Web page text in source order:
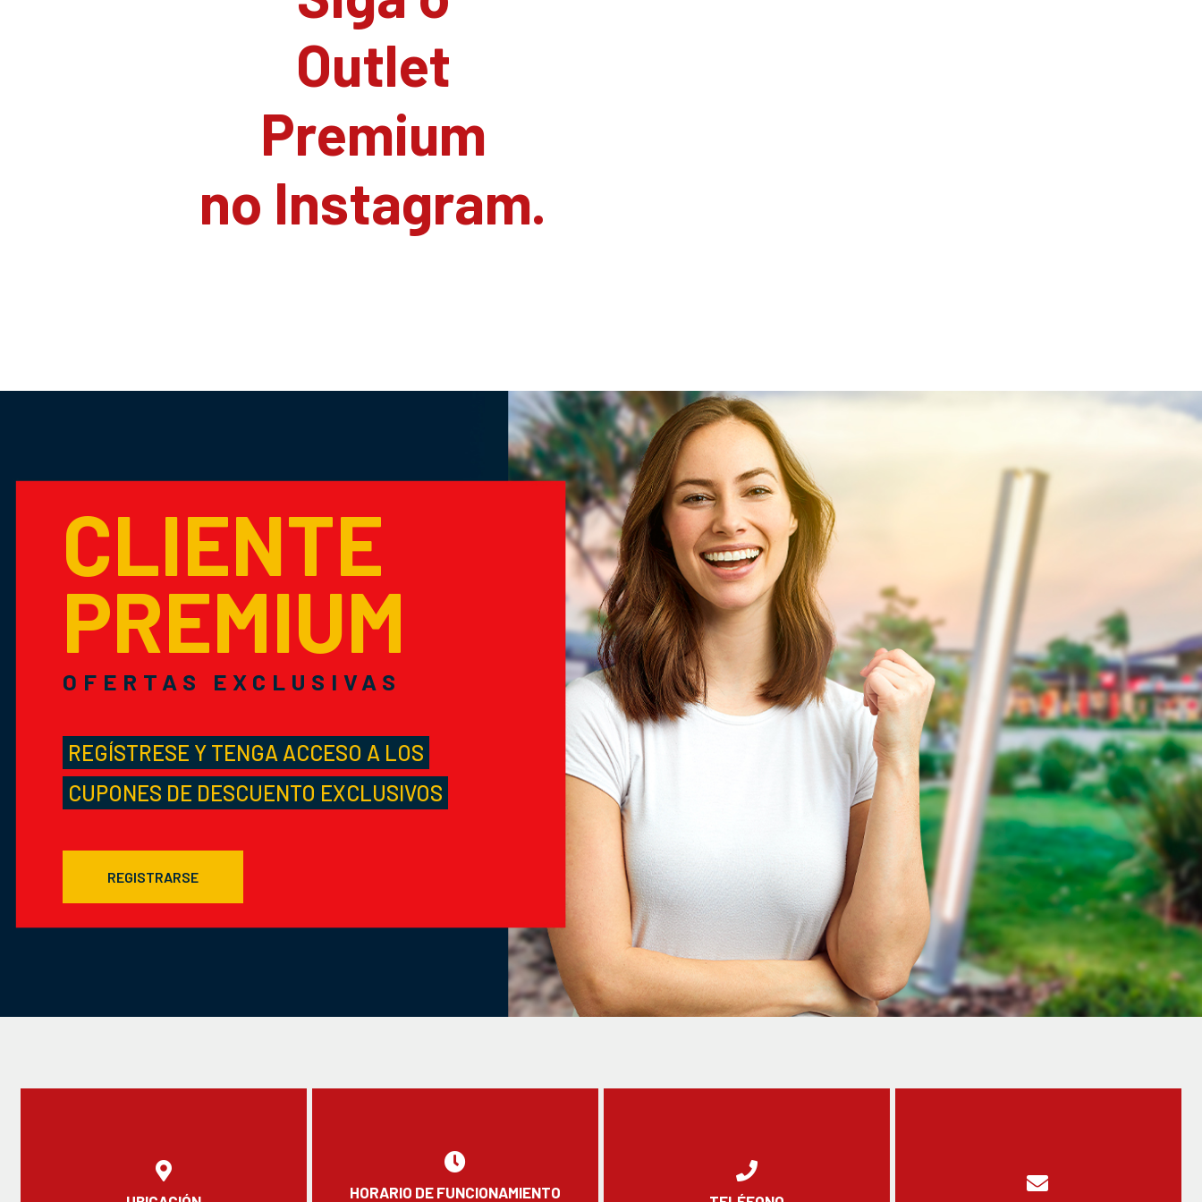
Outlet
Premium
no Instagram.
CLIENTE
PREMIUM
OFERTAS EXCLUSIVAS
REGÍSTRESE Y TENGA ACCESO A LOS
CUPONES DE DESCUENTO EXCLUSIVOS
REGISTRARSE
HORARIO DE FUNCIONAMIENTO